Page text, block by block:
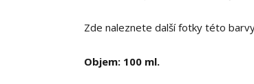
Zde naleznete další fotky této
Objem: 100 ml.